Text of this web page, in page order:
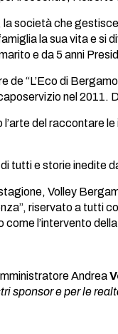
società che
la sua vita e si
e da 5 anni
“L’Eco di
nel 2011.
del raccontare
tutti e storie inedite
Volley
riservato a
come l’intervento
Andrea
sponsor e per le